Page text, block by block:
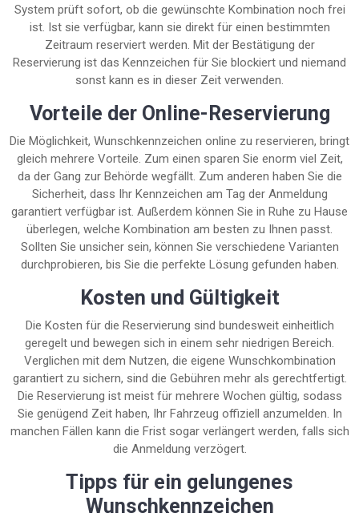
System prüft sofort, ob die gewünschte Kombination noch frei
ist. Ist sie verfügbar, kann sie direkt für einen bestimmten
Zeitraum reserviert werden. Mit der Bestätigung der
Reservierung ist das Kennzeichen für Sie blockiert und niemand
sonst kann es in dieser Zeit verwenden.
Vorteile der Online-Reservierung
Die Möglichkeit, Wunschkennzeichen online zu reservieren, bringt
gleich mehrere Vorteile. Zum einen sparen Sie enorm viel Zeit,
da der Gang zur Behörde wegfällt. Zum anderen haben Sie die
Sicherheit, dass Ihr Kennzeichen am Tag der Anmeldung
garantiert verfügbar ist. Außerdem können Sie in Ruhe zu Hause
überlegen, welche Kombination am besten zu Ihnen passt.
Sollten Sie unsicher sein, können Sie verschiedene Varianten
durchprobieren, bis Sie die perfekte Lösung gefunden haben.
Kosten und Gültigkeit
Die Kosten für die Reservierung sind bundesweit einheitlich
geregelt und bewegen sich in einem sehr niedrigen Bereich.
Verglichen mit dem Nutzen, die eigene Wunschkombination
garantiert zu sichern, sind die Gebühren mehr als gerechtfertigt.
Die Reservierung ist meist für mehrere Wochen gültig, sodass
Sie genügend Zeit haben, Ihr Fahrzeug offiziell anzumelden. In
manchen Fällen kann die Frist sogar verlängert werden, falls sich
die Anmeldung verzögert.
Tipps für ein gelungenes
Wunschkennzeichen